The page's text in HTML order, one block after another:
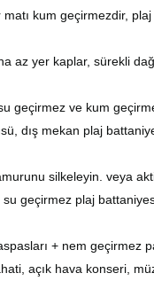
matı kum geçirmezdir,
az yer kaplar, sürekli
su geçirmez ve kum
, dış mekan plaj
silkeleyin. veya
su geçirmez plaj
+ nem geçirmez
açık hava konseri,